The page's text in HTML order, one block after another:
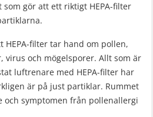
gör att ett riktigt HEPA-filter
HEPA-filter tar hand om pollen,
virus och mögelsporer. Allt som är
luftrenare med HEPA-filter har
är på just partiklar. Rummet
symptomen från pollenallergi